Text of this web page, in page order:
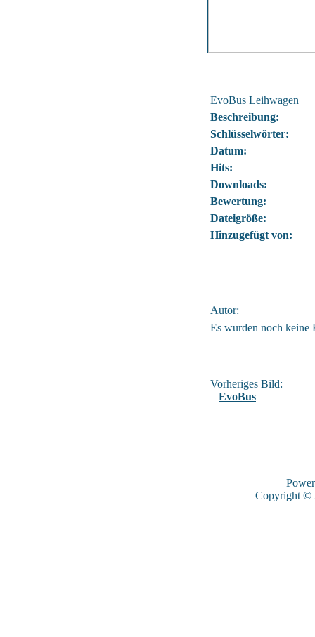
EvoBus Leihwagen
Beschreibung:
Schlüsselwörter:
Datum:
Hits:
Downloads:
Bewertung:
Dateigröße:
Hinzugefügt von:
Autor:
Es wurden noch keine
Vorheriges Bild:
EvoBus
Copyright ©